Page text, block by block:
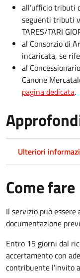
all’ufficio tributi
seguenti tributi
TARES/TARI
al Consorzio di
incaricata, se
al
Canone
pagina dedicata.
Ulteriori
Come fare
Il servizio può
documentazione
Entro 15 giorni dal
accertamento con
contribuente l’invito